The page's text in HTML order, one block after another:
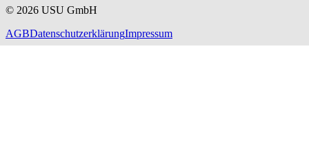
© 2026 USU GmbH
AGBDatenschutzerklärungImpressum